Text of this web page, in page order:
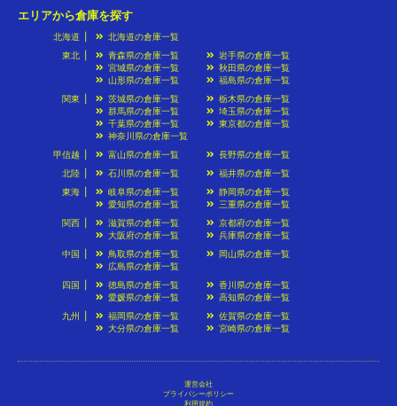
エリアから倉庫を探す
北海道
北海道の倉庫一覧
東北
青森県の倉庫一覧
岩手県の倉庫一覧
宮城県の倉庫一覧
秋田県の倉庫一覧
山形県の倉庫一覧
福島県の倉庫一覧
関東
茨城県の倉庫一覧
栃木県の倉庫一覧
群馬県の倉庫一覧
埼玉県の倉庫一覧
千葉県の倉庫一覧
東京都の倉庫一覧
神奈川県の倉庫一覧
甲信越
富山県の倉庫一覧
長野県の倉庫一覧
北陸
石川県の倉庫一覧
福井県の倉庫一覧
東海
岐阜県の倉庫一覧
静岡県の倉庫一覧
愛知県の倉庫一覧
三重県の倉庫一覧
関西
滋賀県の倉庫一覧
京都府の倉庫一覧
大阪府の倉庫一覧
兵庫県の倉庫一覧
中国
鳥取県の倉庫一覧
岡山県の倉庫一覧
広島県の倉庫一覧
四国
徳島県の倉庫一覧
香川県の倉庫一覧
愛媛県の倉庫一覧
高知県の倉庫一覧
九州
福岡県の倉庫一覧
佐賀県の倉庫一覧
大分県の倉庫一覧
宮崎県の倉庫一覧
運営会社
プライバシーポリシー
利用規約